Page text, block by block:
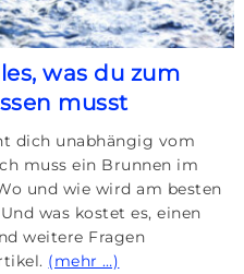
was du zum
musst
dich unabhängig vom
muss ein Brunnen im
und wie wird am besten
was kostet es, einen
weitere Fragen
(mehr …)